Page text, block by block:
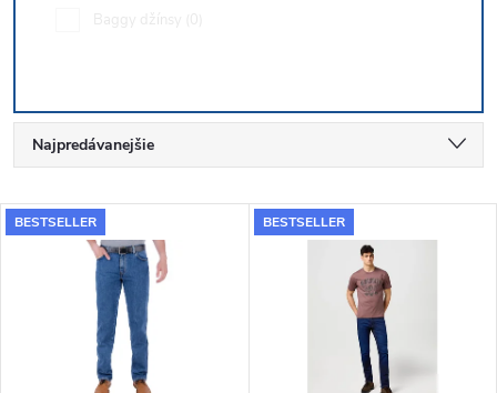
Baggy džínsy
0
R
a
Najpredávanejšie
Najdrahšie
Abecedne
V
BESTSELLER BESTSELLER